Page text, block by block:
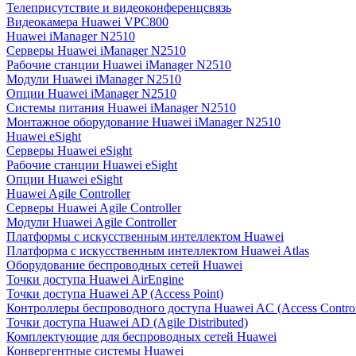
Телеприсутствие и видеоконференцсвязь
Видеокамера Huawei VPC800
Huawei iManager N2510
Серверы Huawei iManager N2510
Рабочие станции Huawei iManager N2510
Модули Huawei iManager N2510
Опции Huawei iManager N2510
Системы питания Huawei iManager N2510
Монтажное оборудование Huawei iManager N2510
Huawei eSight
Серверы Huawei eSight
Рабочие станции Huawei eSight
Опции Huawei eSight
Huawei Agile Controller
Серверы Huawei Agile Controller
Модули Huawei Agile Controller
Платформы с искусственным интеллектом Huawei
Платформа с искусственным интеллектом Huawei Atlas
Оборудование беспроводных сетей Huawei
Точки доступа Huawei AirEngine
Точки доступа Huawei AP (Access Point)
Контроллеры беспроводного доступа Huawei AC (Access
Точки доступа Huawei AD (Agile Distributed)
Комплектующие для беспроводных сетей Huawei
Конвергентные системы Huawei